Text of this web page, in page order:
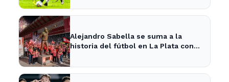
Alejandro Sabella se suma a la
historia del fútbol en La Plata con